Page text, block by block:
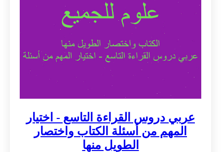
عربي دروس القراءة التاسع - اختيار
المهم من أسئلة الكتاب واختصار
الطويل منها